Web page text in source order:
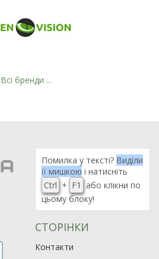
Рейтинг EXE.ua:4.6
974
90
Всі бренди ...
Помилка у тексті? Виділи
її мишкою і натисніть
Ctrl + F1
або клікни по
цьому блоку!
СТОРІНКИ
Контакти